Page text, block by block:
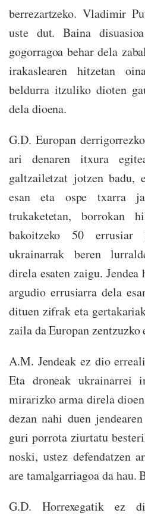
berrezartzeko. Vladimir
uste dut. Baina
gogorragoa behar dela
irakaslearen hitzetan
beldurra itzuliko dioten
dela dioena.
G.D. Europan
ari denaren itxura
galtzailetzat jotzen badu,
esan eta ospe txarra
trukaketetan, borrokan
bakoitzeko 50 errusiar
ukrainarrak beren
direla esaten zaigu.
argudio errusiarra dela
dituen zifrak eta
zaila da Europan
A.M. Jendeak ez dio
Eta droneak ukrainarrei
mirarizko arma direla
dezan nahi duen
guri porrota ziurtatu
noski, ustez defendatzen
are tamalgarriagoa da hau.
G.D. Horrexegatik ez